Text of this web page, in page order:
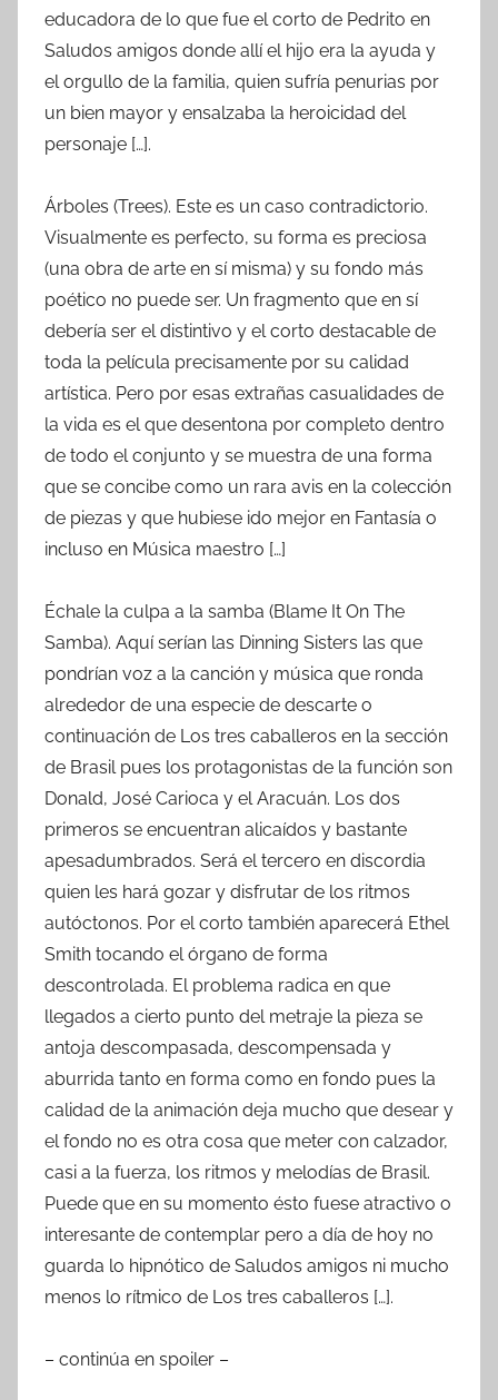
educadora de lo que fue el corto de Pedrito en
Saludos amigos donde allí el hijo era la ayuda y
el orgullo de la familia, quien sufría penurias por
un bien mayor y ensalzaba la heroicidad del
personaje […].
Árboles (Trees). Este es un caso contradictorio.
Visualmente es perfecto, su forma es preciosa
(una obra de arte en sí misma) y su fondo más
poético no puede ser. Un fragmento que en sí
debería ser el distintivo y el corto destacable de
toda la película precisamente por su calidad
artística. Pero por esas extrañas casualidades de
la vida es el que desentona por completo dentro
de todo el conjunto y se muestra de una forma
que se concibe como un rara avis en la colección
de piezas y que hubiese ido mejor en Fantasía o
incluso en Música maestro […]
Échale la culpa a la samba (Blame It On The
Samba). Aquí serían las Dinning Sisters las que
pondrían voz a la canción y música que ronda
alrededor de una especie de descarte o
continuación de Los tres caballeros en la sección
de Brasil pues los protagonistas de la función son
Donald, José Carioca y el Aracuán. Los dos
primeros se encuentran alicaídos y bastante
apesadumbrados. Será el tercero en discordia
quien les hará gozar y disfrutar de los ritmos
autóctonos. Por el corto también aparecerá Ethel
Smith tocando el órgano de forma
descontrolada. El problema radica en que
llegados a cierto punto del metraje la pieza se
antoja descompasada, descompensada y
aburrida tanto en forma como en fondo pues la
calidad de la animación deja mucho que desear y
el fondo no es otra cosa que meter con calzador,
casi a la fuerza, los ritmos y melodías de Brasil.
Puede que en su momento ésto fuese atractivo o
interesante de contemplar pero a día de hoy no
guarda lo hipnótico de Saludos amigos ni mucho
menos lo rítmico de Los tres caballeros […].
– continúa en spoiler –